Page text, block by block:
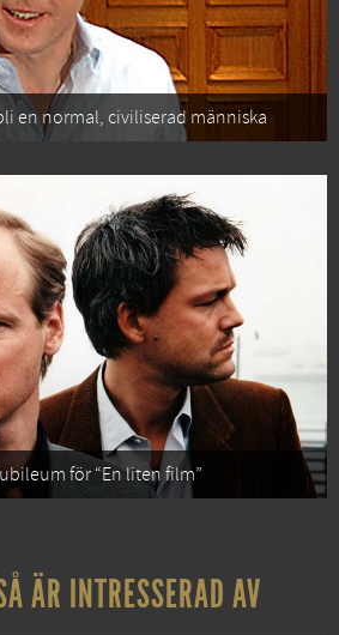
en normal, civiliserad människa
för “En liten film”
ÄR INTRESSERAD AV